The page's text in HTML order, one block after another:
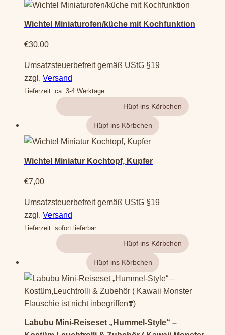
Wichtel Miniaturofen/küche mit Kochfunktion
€30,00
Umsatzsteuerbefreit gemäß UStG §19
zzgl. Versand
Lieferzeit: ca. 3-4 Werktage
Wichtel Miniatur Kochtopf, Kupfer
€7,00
Umsatzsteuerbefreit gemäß UStG §19
zzgl. Versand
Lieferzeit: sofort lieferbar
Labubu Mini-Reiseset „Hummel-Style“ –